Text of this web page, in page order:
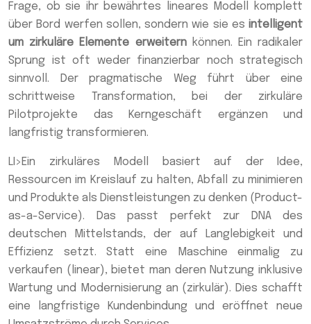
Frage, ob sie ihr bewährtes lineares Modell komplett
über Bord werfen sollen, sondern wie sie es intelligent
um zirkuläre Elemente erweiternkönnen. Ein radikaler
Sprung ist oft weder finanzierbar noch strategisch
sinnvoll. Der pragmatische Weg führt über eine
schrittweise Transformation, bei der zirkuläre
Pilotprojekte das Kerngeschäft ergänzen und
langfristig transformieren.
LI>Ein zirkuläres Modell basiert auf der Idee,
Ressourcen im Kreislauf zu halten, Abfall zu minimieren
und Produkte als Dienstleistungen zu denken (Product-
as-a-Service). Das passt perfekt zur DNA des
deutschen Mittelstands, der auf Langlebigkeit und
Effizienz setzt. Statt eine Maschine einmalig zu
verkaufen (linear), bietet man deren Nutzung inklusive
Wartung und Modernisierung an (zirkulär). Dies schafft
eine langfristige Kundenbindung und eröffnet neue